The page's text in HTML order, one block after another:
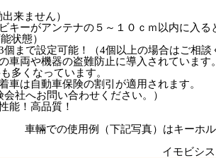
来ません）
キーがアンテナの５～１０ｃｍ以内に入る
状態）
個まで設定可能！（4個以上の場合はご相談
車両や機器の盗難防止に導入されていま
多くなっています。
車は自動車保険の割引が適用されます。
社へお問い合わせください。）
能！高品質！
輛での使用例（下記写真）はキーホル
システムの使